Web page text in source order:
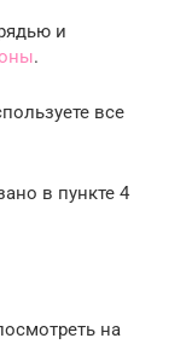
и
.
все
в пункте 4
на